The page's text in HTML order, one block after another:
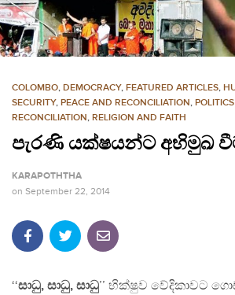
n
t
e
COLOMBO, DEMOCRACY, FEATURED ARTICLES,
SECURITY, PEACE AND RECONCILIATION,
RECONCILIATION, RELIGION AND FAITH
පැරණි යක්ෂයන්ට අභිමුඛ
KARAPOTHTHA
on September 22, 2014
‘‘සාධු, සාධු, සාධු’’ භික්ෂුව වේදිකාවට